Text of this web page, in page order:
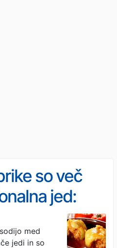
so več
jed:
vplivajo na
med
jedi in so